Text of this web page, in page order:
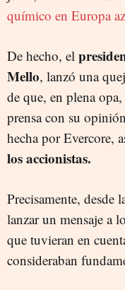
químico en Europa
De hecho, el
Mello, lanzó una
de que, en plena
prensa con su
hecha por Evercore,
los accionistas.
Precisamente, desde
lanzar un mensaje a
que tuvieran en
consideraban